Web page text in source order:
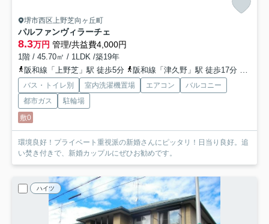
堺市西区上野芝向ヶ丘町
パルファンヴィラーチェ
8.3万円 管理/共益費4,000円
1階 / 45.70㎡ / 1LDK /築19年
阪和線「上野芝」駅 徒歩5分
阪和線「津久野」駅 徒歩17分
バス・トイレ別 室内洗濯機置場 エアコン
バルコニー
都市ガス
駐輪場
敷0
環境良好！プライベート重視派の新婚さんにピッタリ！日当り良好。追
い焚き付きで、新婚カップルにぜひお勧めです。
ハイツ